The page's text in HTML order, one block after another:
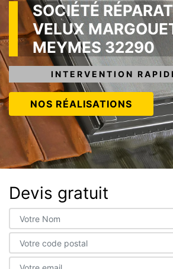
SOCIÉTÉ
VELUX
MEYMES 32290
INTERVENTION
NOS RÉALISATIONS
Devis gratuit